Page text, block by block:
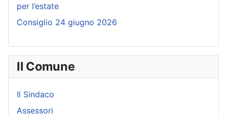
per l’estate
Consiglio 24 giugno 2026
Il Comune
Il Sindaco
Assessori